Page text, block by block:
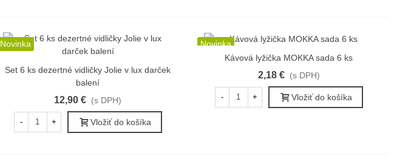
Novinka
Rýchly náhľad
Set 6 ks dezertné vidličky Jolie v lux darček
balení
12,90 € (s DPH)
- + Vložiť do košíka
Novinka
Rýchly náhľad
Kávová lyžička MOKKA sada 6 ks
2,18 € (s DPH)
- + Vložiť do košíka